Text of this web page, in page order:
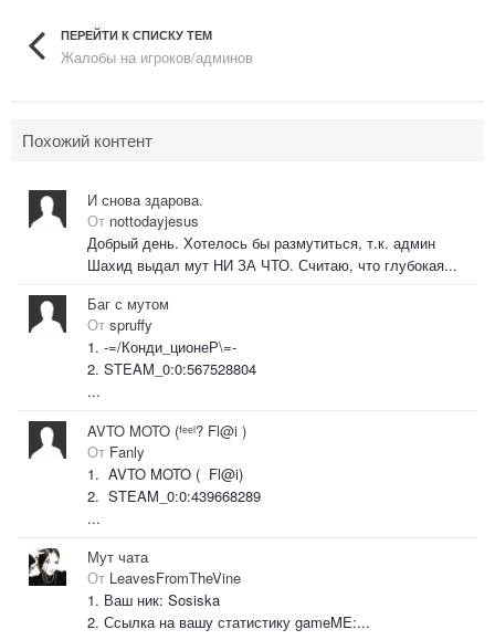
ПЕРЕЙТИ К СПИСКУ ТЕМ
Жалобы на игроков/админов
Похожий контент
И снова здарова.
От nottodayjesus
Добрый день. Хотелось бы размутиться, т.к. админ
Шахид выдал мут НИ ЗА ЧТО. Считаю, что глубокая...
Баг с мутом
От spruffy
1. -=/Конди_ционеР\=-
2. STEAM_0:0:567528804
...
AVTO MOTO (ᶠᵉᵉˡ? Fl@i )
От Fanly
1. AVTO MOTO ( Fl@i)
2. STEAM_0:0:439668289
...
Мут чата
От LeavesFromTheVine
1. Ваш ник: Sosiska
2. Ссылка на вашу статистику gameME:...